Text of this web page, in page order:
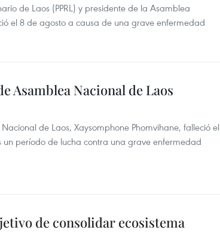
de Laos (PPRL) y presidente de la Asamblea
el 8 de agosto a causa de una grave enfermedad
Asamblea Nacional de Laos
de Laos, Xaysomphone Phomvihane, falleció el
un período de lucha contra una grave enfermedad
de consolidar ecosistema